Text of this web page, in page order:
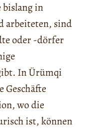
in
arbeiteten, sind
oder -dörfer
In Ürümqi
Geschäfte
wo die
ist, können